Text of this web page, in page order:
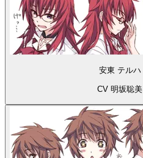
安東 テルハ
CV 明坂聡美